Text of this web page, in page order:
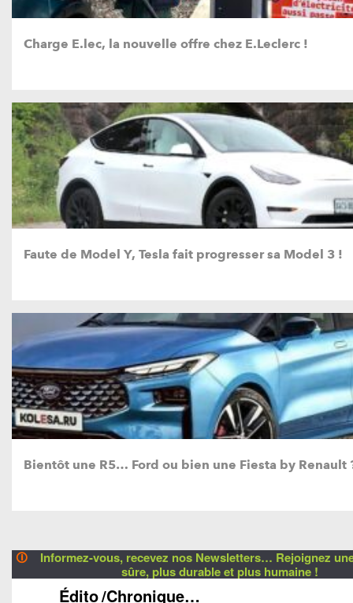
Charge E.lec, la nouvelle offre chez E.Leclerc !
Faute de Model Y, Tesla fait progresser sa Model 3 !
Bientôt une R5… Ford ou bien une Fiesta by Renault
🛈
Informez-vous, recevez nos Newsletters… Rejoignez
sûre, plus durable et plus humaine !
Édito/Chronique…